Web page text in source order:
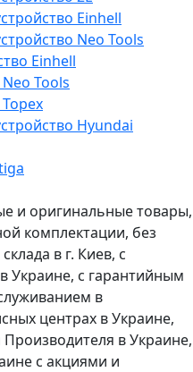
Einhell
Neo Tools
Einhell
Tools
Hyundai
и оригинальные товары,
комплектации, без
в г. Киев, с
Украине, с гарантийным
в
центрах в Украине,
в Украине,
с акциями и